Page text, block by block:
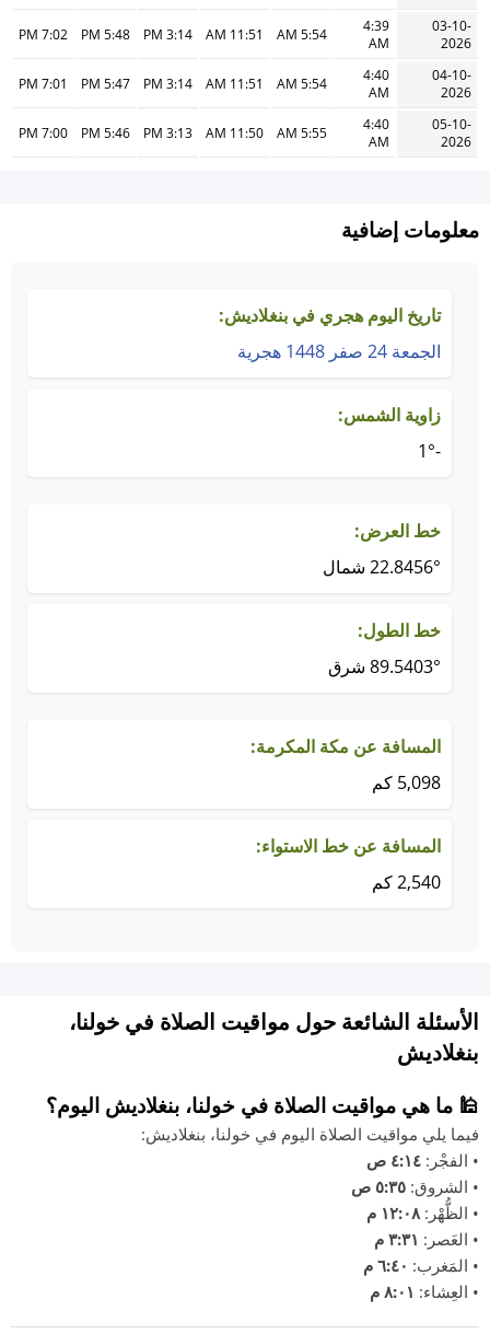
03-10-
2026
4:39
AM
5:54 AM
11:51 AM
3:14 PM
5:48 PM
7:02 PM
04-10-
2026
4:40
AM
5:54 AM
11:51 AM
3:14 PM
5:47 PM
7:01 PM
05-10-
2026
4:40
AM
5:55 AM
11:50 AM
3:13 PM
5:46 PM
7:00 PM
معلومات إضافية
تاريخ اليوم هجري في بنغلاديش:
الجمعة 24 صفر 1448 هجرية
زاوية الشمس:
-1°
خط العرض:
22.8456° شمال
خط الطول:
89.5403° شرق
المسافة عن مكة المكرمة:
5,098 كم
المسافة عن خط الاستواء:
2,540 كم
الأسئلة الشائعة حول مواقيت الصلاة في خولنا،
بنغلاديش
🕌 ما هي مواقيت الصلاة في خولنا، بنغلاديش اليوم؟
فيما يلي مواقيت الصلاة اليوم في خولنا، بنغلاديش:
• الفجْر: ٤:١٤ ص
• الشروق: ٥:٣٥ ص
• الظُّهْر:١٢:٠٨ م
• العَصر: ٣:٣١ م
• المَغرب: ٦:٤٠ م
• العِشاء: ٨:٠١ م